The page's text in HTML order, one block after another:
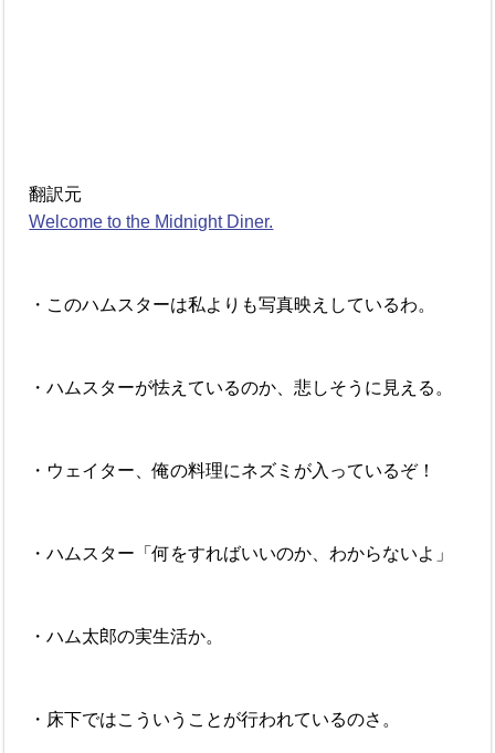
翻訳元
Welcome to the Midnight Diner.
・このハムスターは私よりも写真映えしているわ。
・ハムスターが怯えているのか、悲しそうに見える。
・ウェイター、俺の料理にネズミが入っているぞ！
・ハムスター「何をすればいいのか、わからないよ」
・ハム太郎の実生活か。
・床下ではこういうことが行われているのさ。